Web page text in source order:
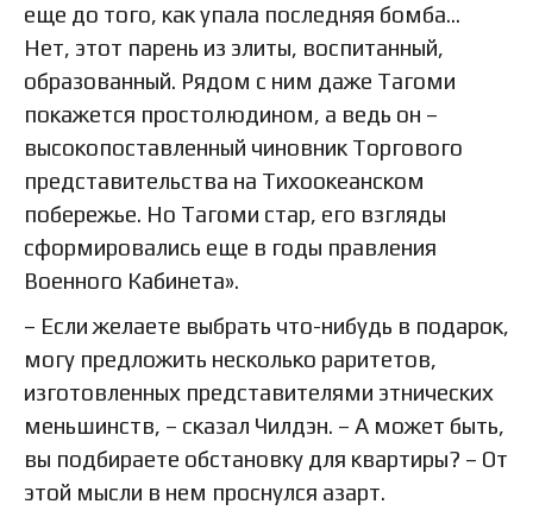
еще до того, как упала последняя бомба…
Нет, этот парень из элиты, воспитанный,
образованный. Рядом с ним даже Тагоми
покажется простолюдином, а ведь он –
высокопоставленный чиновник Торгового
представительства на Тихоокеанском
побережье. Но Тагоми стар, его взгляды
сформировались еще в годы правления
Военного Кабинета».
– Если желаете выбрать что-нибудь в подарок,
могу предложить несколько раритетов,
изготовленных представителями этнических
меньшинств, – сказал Чилдэн. – А может быть,
вы подбираете обстановку для квартиры? – От
этой мысли в нем проснулся азарт.